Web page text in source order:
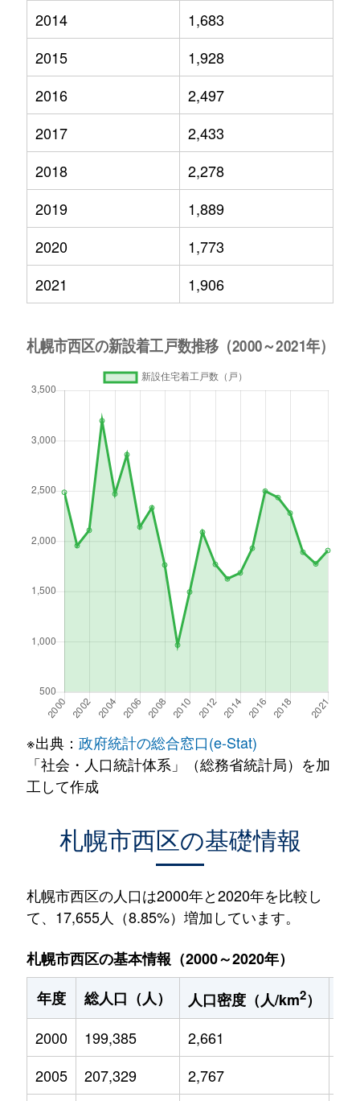
2014
1,683
2015
1,928
2016
2,497
2017
2,433
2018
2,278
2019
1,889
2020
1,773
2021
1,906
※出典： 政府統計の総合窓口(e-Stat)
「社会・人口統計体系」（総務省統計局）を加
工して作成
札幌市西区の基礎情報
札幌市西区の人口は2000年と2020年を比較し
て、17,655人（8.85%）増加しています。
札幌市西区の基本情報（2000～2020年）
年度
総人口（人） 人口密度（人/km2）
2000
199,385 2,661
2005
207,329 2,767